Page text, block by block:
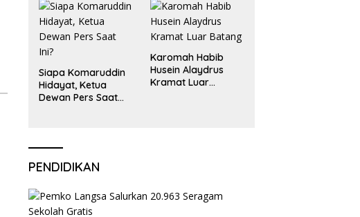
Siapa Komaruddin
Hidayat, Ketua
Dewan Pers Saat
Karomah Habib
Husein Alaydrus
Kramat Luar
PENDIDIKAN